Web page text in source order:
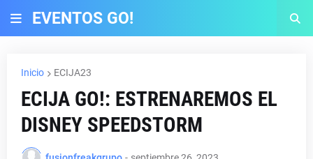
EVENTOS GO!
Inicio ECIJA23
ECIJA GO!: ESTRENAREMOS EL
DISNEY SPEEDSTORM